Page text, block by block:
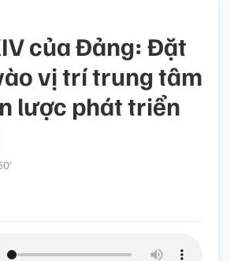
của Đảng: Đặt
vị trí trung tâm
lược phát triển